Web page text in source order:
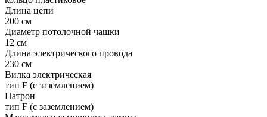
Длина цепи
200 см
Диаметр потолочной чашки
12 см
Длина электрического провода
230 см
Вилка электрическая
тип F (с заземлением)
Патрон
тип F (с заземлением)